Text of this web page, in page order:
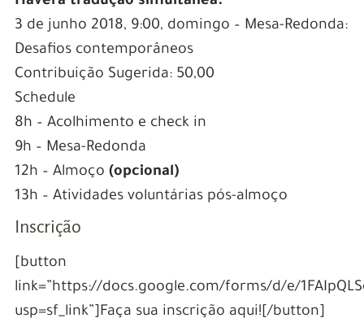
3 de junho 2018, 9:00, domingo – Mesa-Redonda:
Desafios contemporâneos
Contribuição Sugerida: 50,00
Schedule
8h – Acolhimento e check in
9h – Mesa-Redonda
12h – Almoço (opcional)
13h – Atividades voluntárias pós-almoço
Inscrição
[button
link=”https://docs.google.com/forms/d/e/
usp=sf_link”]Faça sua inscrição aqui![/button]